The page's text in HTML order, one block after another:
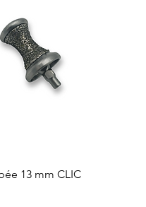
13 mm CLIC